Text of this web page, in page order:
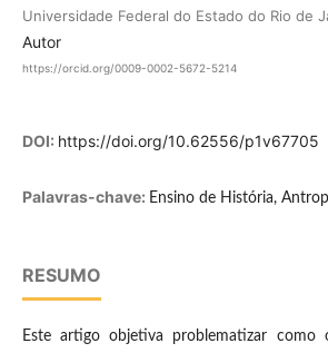
Universidade Federal do Estado do Rio de
Autor
https://orcid.org/0009-0002-5672-5214
DOI: https://doi.org/10.62556/p1v67705
Palavras-chave: Ensino de História,
RESUMO
Este artigo objetiva problematizar como